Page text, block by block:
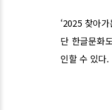
‘2025 찾아
단 한글문화
인할 수 있다.